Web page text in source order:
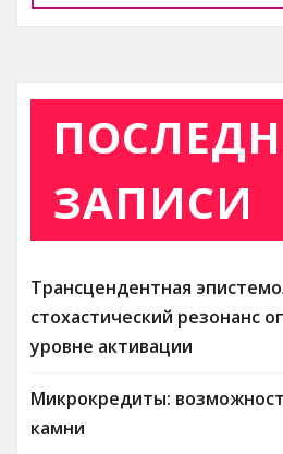
ЗАПИСИ
Трансцендентная
стохастический резонанс
уровне активации
Микрокредиты:
камни